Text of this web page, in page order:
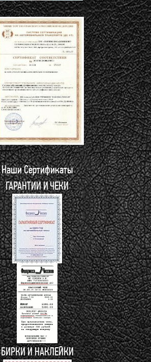
Наши Сертификаты
ГАРАНТИИ И ЧЕКИ
БИРКИ И НАКЛЕЙКИ